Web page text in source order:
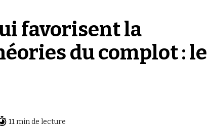
favorisent la
du complot : le
11 min de lecture